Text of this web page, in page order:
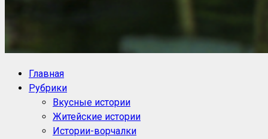
Блог историй NoorySan
Главная
Рубрики
Вкусные истории
Житейские истории
Истории-ворчалки